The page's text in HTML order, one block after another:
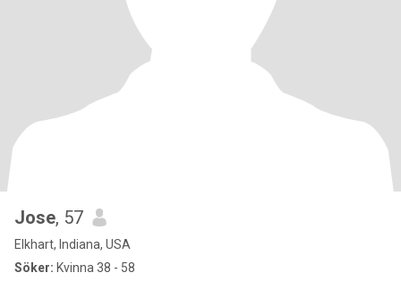
Jose, 57
Elkhart, Indiana, USA
Söker: Kvinna 38 - 58